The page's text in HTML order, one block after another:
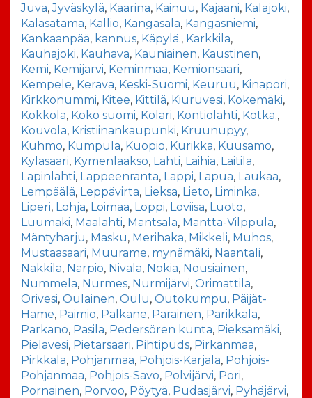
Juva,Jyväskylä, Kaarina, Kainuu, Kajaani, Kalajoki,
Kalasatama, Kallio, Kangasala, Kangasniemi,
Kankaanpää, kannus, Käpylä., Karkkila,
Kauhajoki, Kauhava, Kauniainen, Kaustinen,
Kemi, Kemijärvi, Keminmaa, Kemiönsaari,
Kempele, Kerava, Keski-Suomi, Keuruu, Kinapori,
Kirkkonummi, Kitee, Kittilä, Kiuruvesi, Kokemäki,
Kokkola, Koko suomi, Kolari, Kontiolahti, Kotka.,
Kouvola, Kristiinankaupunki, Kruunupyy,
Kuhmo, Kumpula, Kuopio, Kurikka, Kuusamo,
Kyläsaari, Kymenlaakso, Lahti, Laihia, Laitila,
Lapinlahti, Lappeenranta, Lappi, Lapua, Laukaa,
Lempäälä, Leppävirta, Lieksa, Lieto, Liminka,
Liperi, Lohja, Loimaa, Loppi, Loviisa, Luoto,
Luumäki, Maalahti, Mäntsälä, Mänttä-Vilppula,
Mäntyharju, Masku, Merihaka, Mikkeli, Muhos,
Mustaasaari, Muurame, mynämäki, Naantali,
Nakkila, Närpiö, Nivala, Nokia, Nousiainen,
Nummela, Nurmes, Nurmijärvi, Orimattila,
Orivesi, Oulainen, Oulu, Outokumpu, Päijät-
Häme, Paimio, Pälkäne, Parainen, Parikkala,
Parkano, Pasila, Pedersören kunta, Pieksämäki,
Pielavesi, Pietarsaari, Pihtipuds, Pirkanmaa,
Pirkkala, Pohjanmaa, Pohjois-Karjala, Pohjois-
Pohjanmaa, Pohjois-Savo, Polvijärvi, Pori,
Pornainen, Porvoo, Pöytyä, Pudasjärvi, Pyhäjärvi,